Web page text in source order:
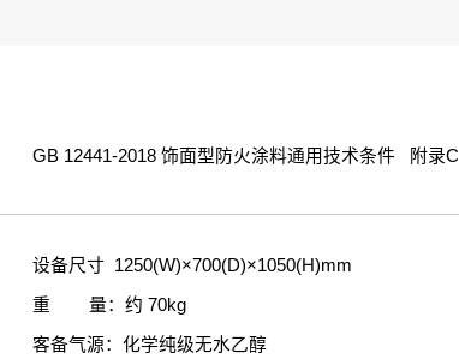
GB 12441-2018 饰面型防火涂料通用技术条件 附录C
设备尺寸 1250(W)×700(D)×1050(H)mm
重 量：约 70kg
客备气源：化学纯级无水乙醇